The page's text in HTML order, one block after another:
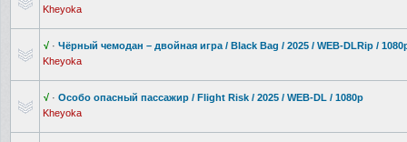
Kheyoka
√ · Чёрный чемодан – двойная игра / Black Bag / 2025 / WEB-DLRip /
Kheyoka
√ · Особо опасный пассажир / Flight Risk / 2025 / WEB-DL / 1080p
Kheyoka